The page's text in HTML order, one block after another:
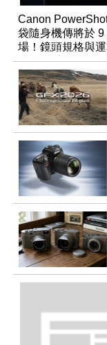
Canon
袋隨身機傳將於 9
場！鏡頭規格與
升級成為焦點